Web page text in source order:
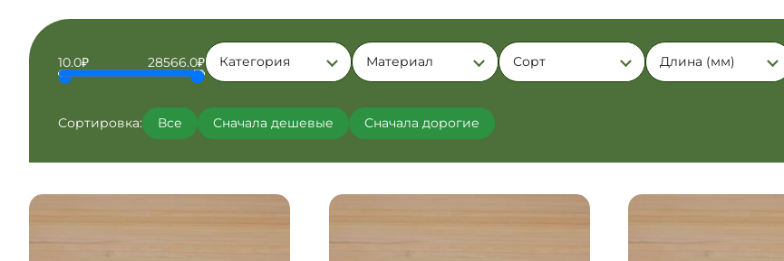
10.0₽ 28566.0₽ Категория Материал Сорт Длина (мм)
Сортировка: Все Сначала дешевые Сначала дорогие